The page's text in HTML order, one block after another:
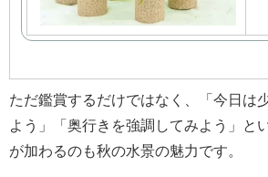
ただ鑑賞するだけではなく、「今日は
よう」「奥行きを強調してみよう」と
が加わるのも秋の水景の魅力です。